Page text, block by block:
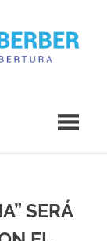
SERÁ